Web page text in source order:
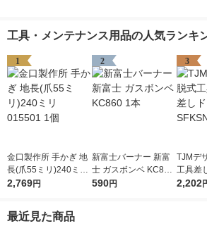
工具・メンテナンス用品の人気ランキ
1
金口製作所 手かぎ 地
長(爪55ミリ)240ミリ
015501 1個
2,769円
2
新富士バーナー 新富
士 ガスボンベ KC860
1本
590円
3
TJMデ
工具差
イバー
2,202
最近見た商品